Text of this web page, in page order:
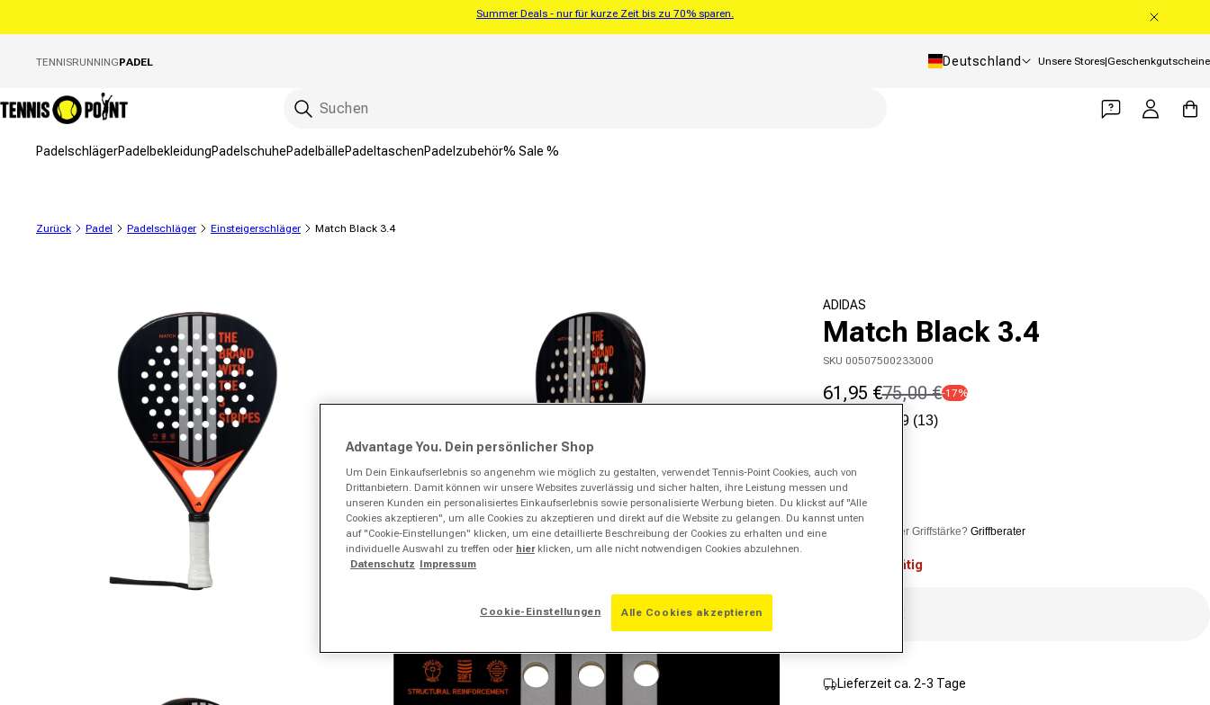
Summer Deals - nur für kurze Zeit bis zu 70% sparen.
TENNISRUNNINGPADEL Land/Region
Deutschland Unsere Stores|Geschenkgutscheine
PadelschlägerPadelbekleidungPadelschuhePadelbällePadeltaschenPadelzubehör% Sale %
Einloggen
Zurück Padel Padelschläger Einsteigerschläger Match Black 3.4
Medien 2 in Modal öffnen
ADIDAS
Match Black 3.4
SKU 00507500233000
Verkaufspreis
61,95 €
Normaler Preis
75,00 €-17%
4.9 13
(13)
nosize
Unsicher bei der Griffstärke? Griffberater
Nicht vorrätig
Lieferzeit ca. 2-3 Tage
Advantage You. Dein persönlicher Shop
Um Dein Einkaufserlebnis so angenehm wie möglich zu gestalten, verwendet Tennis-Point Cookies, auch von
Drittanbietern. Damit können wir unsere Websites zuverlässig und sicher halten, ihre Leistung messen und
unseren Kunden ein personalisiertes Einkaufserlebnis sowie personalisierte Werbung bieten. Du klickst auf "Alle
Cookies akzeptieren", um alle Cookies zu akzeptieren und direkt auf die Website zu gelangen. Du kannst unten
auf "Cookie-Einstellungen" klicken, um eine detaillierte Beschreibung der Cookies zu erhalten und eine
individuelle Auswahl zu treffen oder hierklicken, um alle nicht notwendigen Cookies abzulehnen.
Datenschutz Impressum
Cookie-Einstellungen Alle Cookies akzeptieren